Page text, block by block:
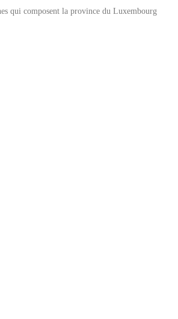
qui composent la province du Luxembourg